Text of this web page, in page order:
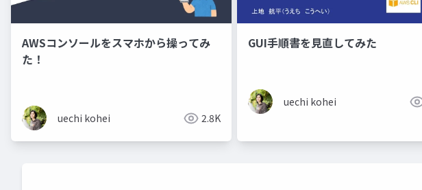
AWSコンソールをスマホから操ってみ
た！
uechi kohei 2.8K
GUI手順書を見直してみた
uechi kohei